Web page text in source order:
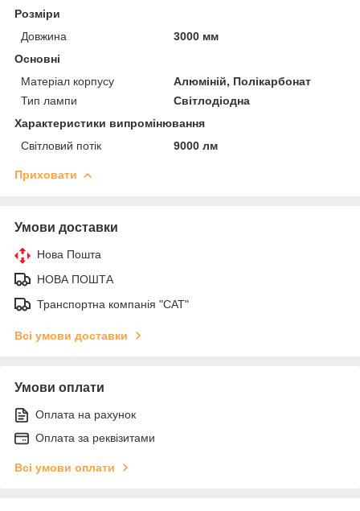
Розміри
Довжина
3000 мм
Основні
Матеріал корпусу
Алюміній, Полікарбонат
Тип лампи
Світлодіодна
Характеристики випромінювання
Світловий потік
9000 лм
Приховати
Умови доставки
Нова Пошта
НОВА ПОШТА
Транспортна компанія "САТ"
Всі умови доставки
Умови оплати
Оплата на рахунок
Оплата за реквізитами
Всі умови оплати